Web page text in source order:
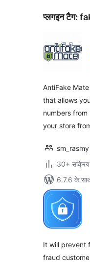
प्लगइन टैग:
AntiFake
that allows
numbers
your store
sm_rasmy
30+ सक्रिय
6.7.6 के साथ
It will prevent
fraud